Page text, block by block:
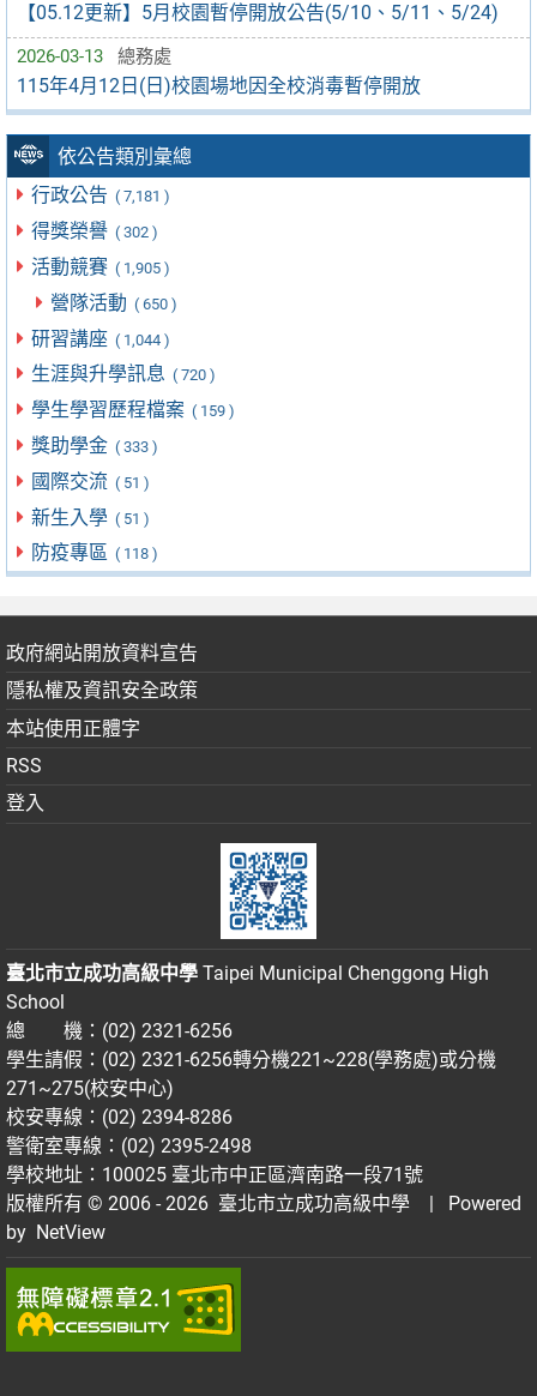
【05.12更新】5月校園暫停開放公告(5/10、5/11、5/24)
2026-03-13 總務處
115年4月12日(日)校園場地因全校消毒暫停開放
依公告類別彙總
行政公告 ( 7,181 )
得獎榮譽 ( 302 )
活動競賽 ( 1,905 )
營隊活動 ( 650 )
研習講座 ( 1,044 )
生涯與升學訊息 ( 720 )
學生學習歷程檔案 ( 159 )
獎助學金 ( 333 )
國際交流 ( 51 )
新生入學 ( 51 )
防疫專區 ( 118 )
政府網站開放資料宣告
隱私權及資訊安全政策
本站使用正體字
RSS
登入
臺北市立成功高級中學 Taipei Municipal Chenggong High
School
總 機：(02) 2321-6256
學生請假：(02) 2321-6256轉分機221~228(學務處)或分機
271~275(校安中心)
校安專線：(02) 2394-8286
警衛室專線：(02) 2395-2498
學校地址：100025 臺北市中正區濟南路一段71號
版權所有 © 2006 - 2026 臺北市立成功高級中學
| Powered
by NetView